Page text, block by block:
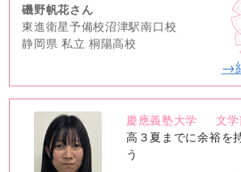
磯野帆花さん
東進衛星予備校沼津駅南口校
静岡県 私立 桐陽高校
→
no
image
慶應義塾大学
文
高３夏までに余裕を
う